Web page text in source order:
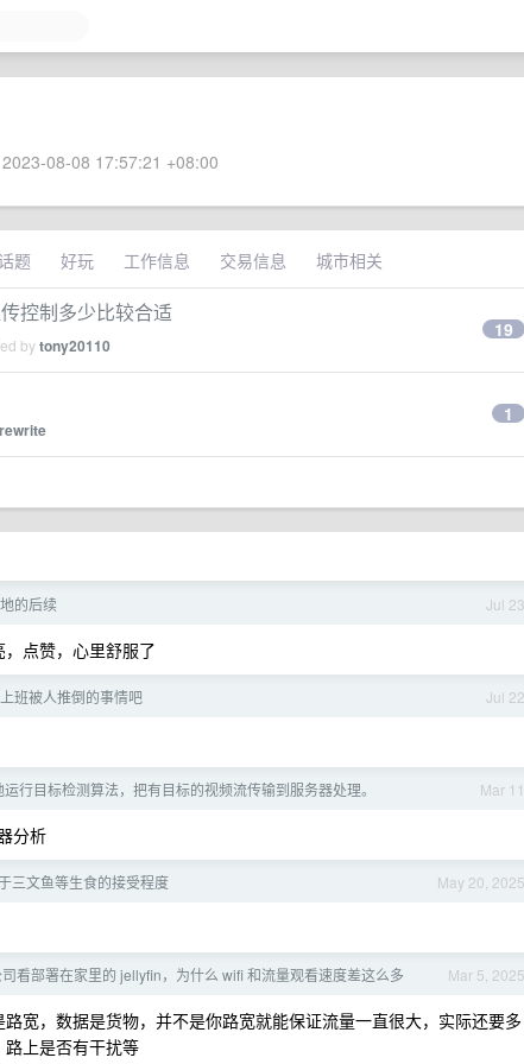
08-08 17:57:21 +08:00
题 好玩 工作信息 交易信息 城市相关
控制多少比较合适
bytony20110
19
rewrite
1
Jul 23
的后续
点赞，心里舒服了
Jul 22
班被人推倒的事情吧
Mar 11
行目标检测算法，把有目标的视频流传输到服务器处理。
分析
May 20, 2025
三文鱼等生食的接受程度
Mar 5, 2025
看部署在家里的 jellyfin，为什么 wifi 和流量观看速度差这么多
宽，数据是货物，并不是你路宽就能保证流量一直很大，实际还要多
上是否有干扰等